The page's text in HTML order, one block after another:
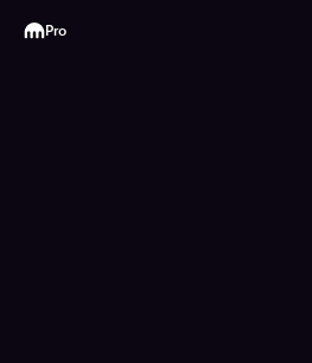
Kraken
Pro